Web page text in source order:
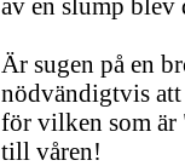
Är sugen på en
nödvändigtvis att
för vilken som är
till våren!